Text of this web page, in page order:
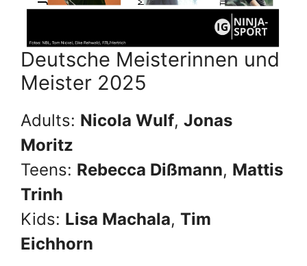
Deutsche Meisterinnen und
Meister 2025
Adults: Nicola Wulf, Jonas
Moritz
Teens: Rebecca Dißmann, Mattis
Trinh
Kids: Lisa Machala, Tim
Eichhorn